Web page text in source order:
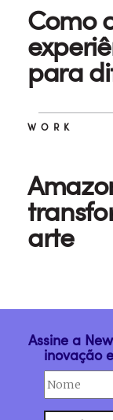
Como
para
WORK
arte
Assine a
inovação